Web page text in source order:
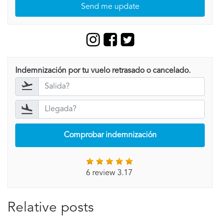
Send me update
Indemnización por tu vuelo retrasado o cancelado.
Comprobar indemnización
6 review 3.17
Relative posts